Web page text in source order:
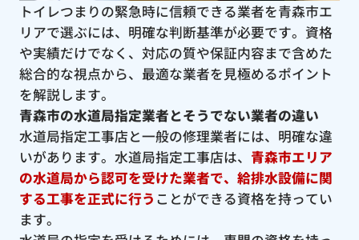
トイレつまりの緊急時に信頼できる業者を青森市エ
リアで選ぶには、明確な判断基準が必要です。資格
や実績だけでなく、対応の質や保証内容まで含めた
総合的な視点から、最適な業者を見極めるポイント
を解説します。
青森市の水道局指定業者とそうでない業者の違い
水道局指定工事店と一般の修理業者には、明確な違
いがあります。水道局指定工事店は、 青森市エリア
の水道局から認可を受けた業者で、給排水設備に関
する工事を正式に行う ことができる資格を持ってい
ます。